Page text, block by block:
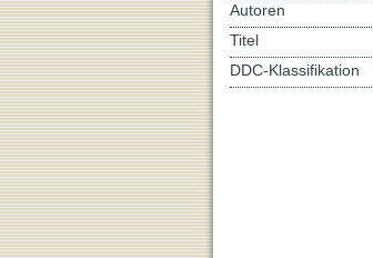
Autoren
Titel
DDC-Klassifikation